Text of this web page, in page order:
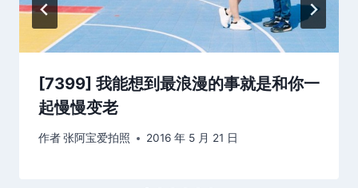
[7399] 我能想到最浪漫的事就是和你一
起慢慢变老
作者张阿宝爱拍照 2016 年 5 月 21 日